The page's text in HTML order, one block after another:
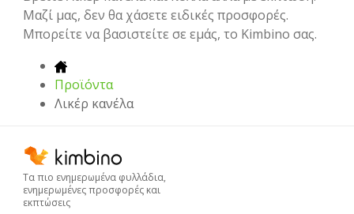
Μαζί μας, δεν θα χάσετε ειδικές προσφορές.
Μπορείτε να βασιστείτε σε εμάς, το Kimbino σας.
Προϊόντα
Λικέρ κανέλα
Τα πιο ενημερωμένα φυλλάδια,
ενημερωμένες προσφορές και
εκπτώσεις